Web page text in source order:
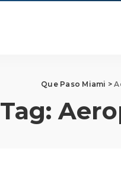
Que Paso Miami >
Tag: